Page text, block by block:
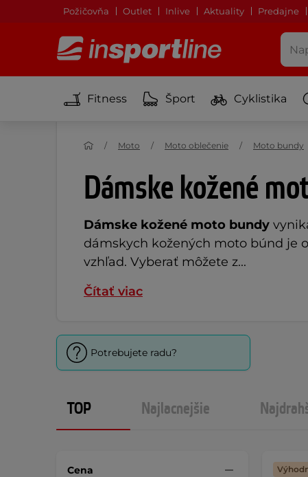
Požičovňa Outlet Inlive Aktuality Predajne
Fitness Šport Cyklistika
Dámske kožené
Dámske kožené moto bundy
dámskych kožených moto búnd je
vzhľad. Vyberať môžete z...
Čítať viac
Moto Moto oblečenie Moto bundy
Potrebujete radu?
TOP Najlacnejšie
Cena